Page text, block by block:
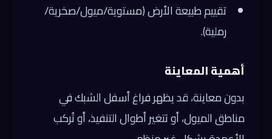
تقييم طبيعة الأرض (مستوية/ميول/صخرية/
رملية).
أهمية المعاينة
بدون معاينة، قد يظهر فراغ أسفل الشبك في
مناطق الميول، أو تتغير أطوال التنفيذ، أو تُركب